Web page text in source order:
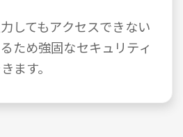
してもアクセスできない
ため強固なセキュリティ
ます。